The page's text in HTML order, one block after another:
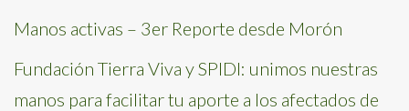
Manos activas – 3er Reporte desde Morón
Fundación Tierra Viva y SPIDI: unimos nuestras
manos para facilitar tu aporte a los afectados de